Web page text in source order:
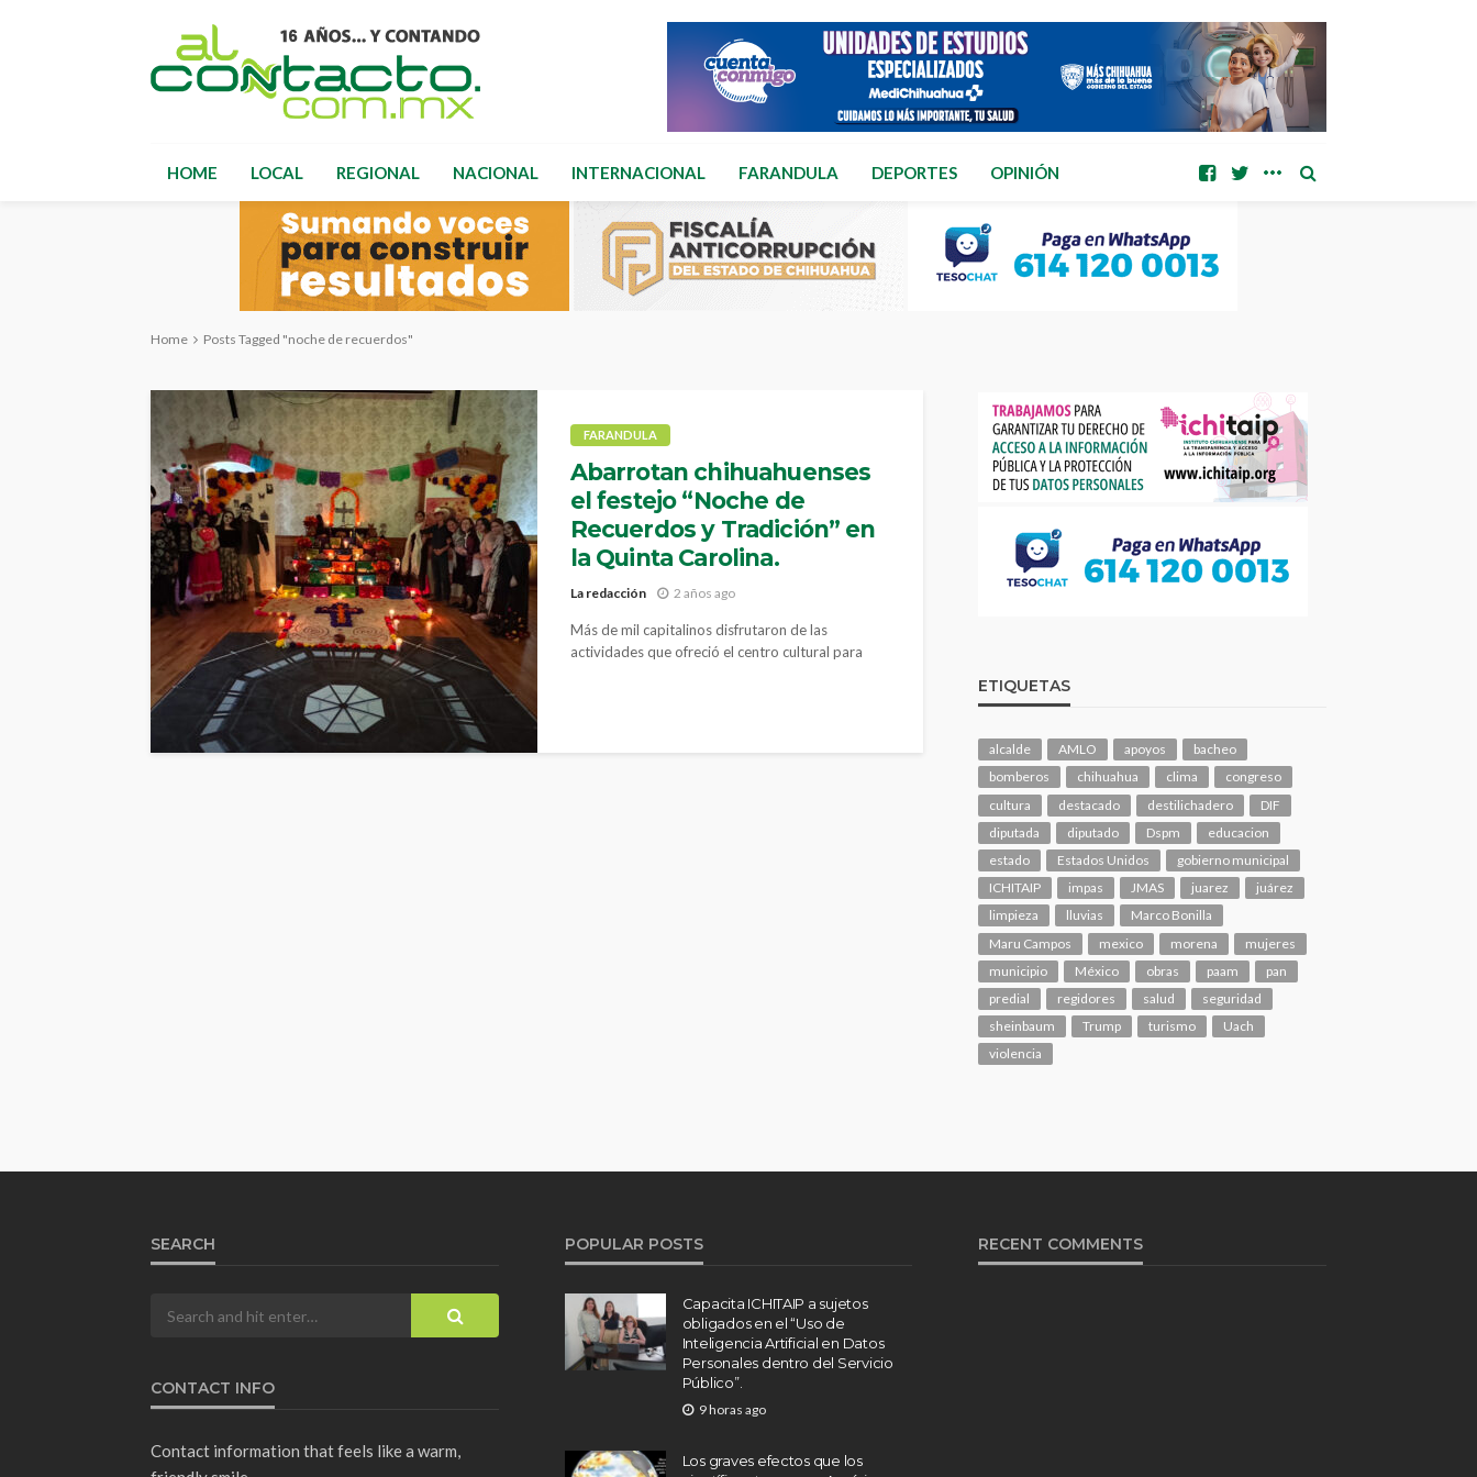
HOME LOCAL REGIONAL NACIONAL INTERNACIONAL FARANDULA DEPORTES OPINIÓN
Home Posts Tagged "noche de recuerdos"
FARANDULA
Abarrotan chihuahuenses
el festejo “Noche de
Recuerdos y Tradición” en
la Quinta Carolina.
La redacción 2 años ago
Más de mil capitalinos disfrutaron de las
actividades que ofreció el centro cultural para
ETIQUETAS
alcalde AMLO apoyos
bacheo
bomberos
chihuahua clima
congreso
cultura
destacado destilichadero
DIF
diputada
diputado Dspm
educacion
estado
Estados Unidos
gobierno municipal
ICHITAIP
impas JMAS juarez
juárez
limpieza
lluvias
Marco Bonilla
Maru Campos
mexico morena
mujeres
municipio
México obras paam
pan
predial
regidores salud
seguridad
sheinbaum
Trump turismo
Uach
violencia
SEARCH
CONTACT INFO
Contact information that feels like a warm,
POPULAR POSTS
Capacita ICHITAIP a sujetos
obligados en el “Uso de
Inteligencia Artificial en Datos
Personales dentro del Servicio
Público”.
9 horas ago
Los graves efectos que los
RECENT COMMENTS